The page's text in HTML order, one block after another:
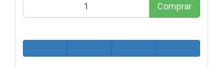
Comprar